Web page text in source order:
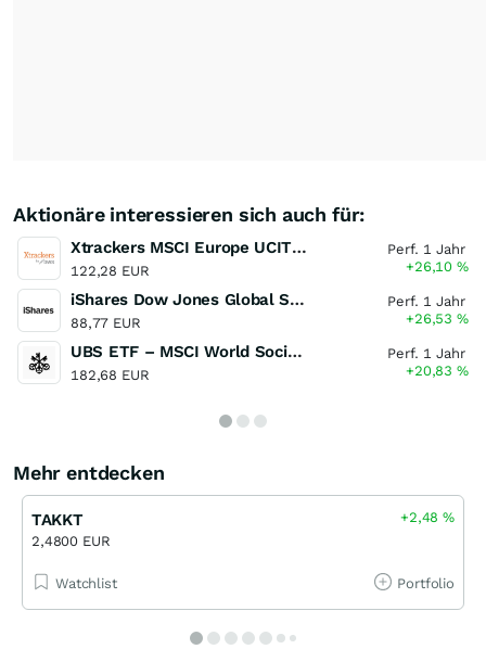
Aktionäre interessieren sich auch für:
Xtrackers MSCI Europe UCITS ETF
122,28 EUR
Perf. 1 Jahr
+26,10%
iShares Dow Jones Global Sustainability Screened UCITS ETF
88,77 EUR
Perf. 1 Jahr
+26,53%
UBS ETF – MSCI World Socially Responsible UCITS ETF
182,68 EUR
Perf. 1 Jahr
+20,83%
Mehr entdecken
TAKKT
2,4800 EUR
+2,48%
Watchlist Portfolio